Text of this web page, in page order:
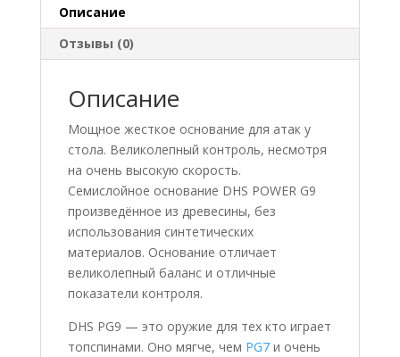
Описание
Отзывы (0)
Описание
Мощное жесткое основание для атак у
стола. Великолепный контроль, несмотря
на очень высокую скорость.
Семислойное основание DHS POWER G9
произведённое из древесины, без
использования синтетических
материалов. Основание отличает
великолепный баланс и отличные
показатели контроля.
DHS PG9 — это оружие для тех кто играет
топспинами. Оно мягче, чем PG7 и очень